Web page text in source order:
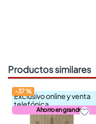
Productos similares
Exclusivo online y venta
telefónica
Ahorro en grande
-37%